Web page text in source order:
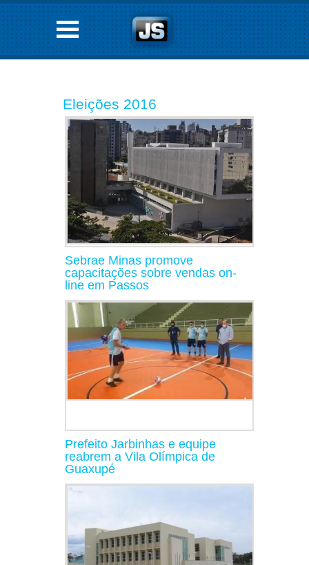
Eleições 2016
Sebrae Minas promove
capacitações sobre vendas on-
line em Passos
Prefeito Jarbinhas e equipe
reabrem a Vila Olímpica de
Guaxupé